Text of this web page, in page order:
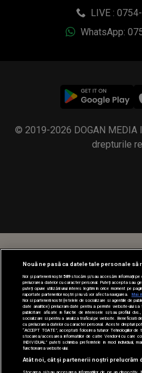
LIVE :
WhatsApp:
© 2019-2026 DOGAN MEDIA
drepturile
Nouă ne pasă ca datele tale personale să
Noi și partenerii noștri589stocăm și/sau accesăm informații pe
prelucrarea datelor cu caracter personal. Puteți accepta sau
puteți opune utilizării unui interes legitim în orice moment pe
raportate partenerilor noștri și nu vă vor afecta navigarea.
Mai
Noi si partenerii nostri (retelele de socializare si agentiile de
date analitice) prelucram date pentru a permite website-ului sa
publicitare afisate in functie de interesele si/sau profilul
socializare si pentru a analiza traficul pe website. Beneficiati
cu prelucrarea datelor cu caracter personal. Aceste drepturi
“ACCEPT TOATE”, acceptati folosirea tuturor Tehnologiilor de
stocarea/accesarea informatiilor de catre Vendor-ii cu care
INDIVIDUAL” puteti schimba preferintele in mod individual,
functionarea website-ului.
Atât noi, cât și partenerii noștri prelucrăm